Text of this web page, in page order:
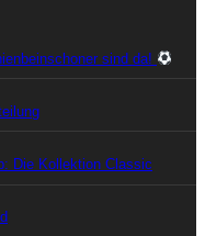
sind da!
Die Kollektion Classic